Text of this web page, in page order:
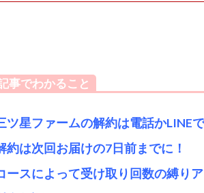
事でわかること
ツ星ファームの解約は電話かLINE
約は次回お届けの7日前までに！
ースによって受け取り回数の縛りア